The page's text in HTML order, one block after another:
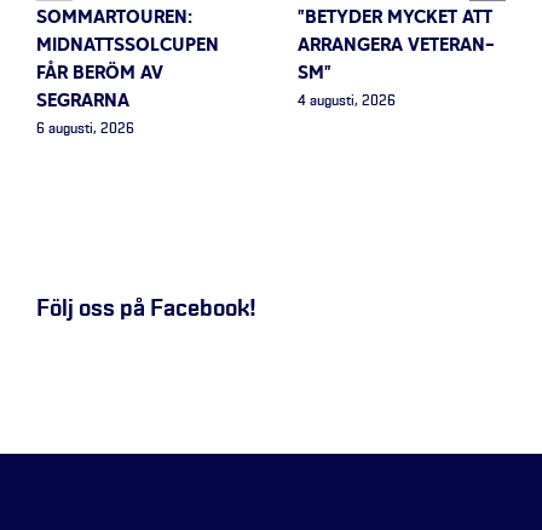
SOMMARTOUREN:
MIDNATTSSOLCUPEN
FÅR BERÖM AV
SEGRARNA
6 augusti, 2026
”BETYDER MYCKET ATT
ARRANGERA VETERAN-
SM”
4 augusti, 2026
Följ oss på Facebook!